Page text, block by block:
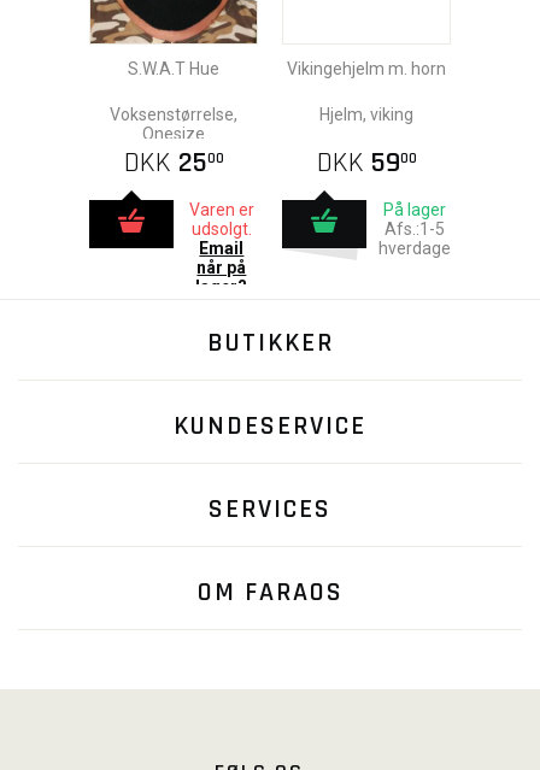
S.W.A.T Hue
Voksenstørrelse,
Onesize
DKK 2500
Varen er
udsolgt.
Email
når på
lager?
Vikingehjelm m. horn
Hjelm, viking
DKK 5900
På lager
Afs.:1-5
hverdage
BUTIKKER
KUNDESERVICE
SERVICES
OM FARAOS